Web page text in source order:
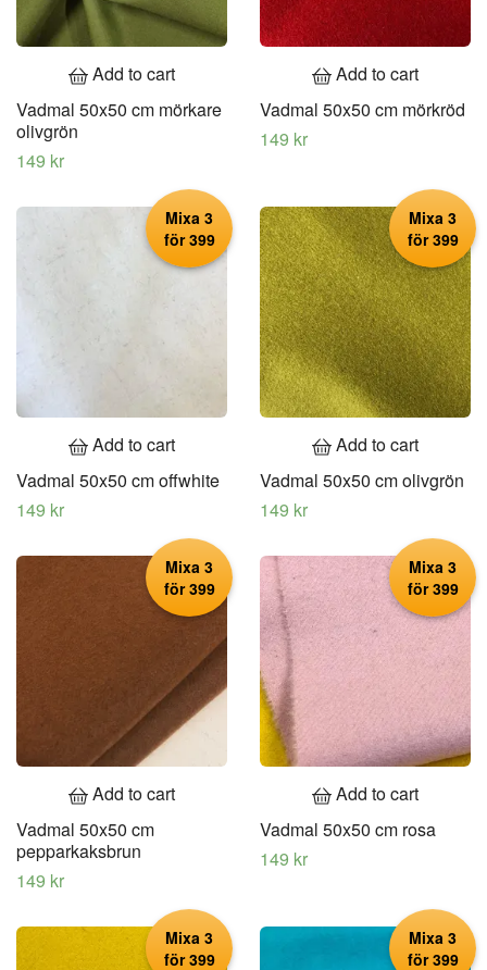
Add to cart
Vadmal 50x50 cm mörkare
olivgrön
149 kr
Add to cart
Vadmal 50x50 cm mörkröd
149 kr
Mixa 3
för 399
Add to cart
Vadmal 50x50 cm offwhite
149 kr
Mixa 3
för 399
Add to cart
Vadmal 50x50 cm olivgrön
149 kr
Mixa 3
för 399
Add to cart
Vadmal 50x50 cm
pepparkaksbrun
149 kr
Mixa 3
för 399
Add to cart
Vadmal 50x50 cm rosa
149 kr
Mixa 3
för 399
Mixa 3
för 399